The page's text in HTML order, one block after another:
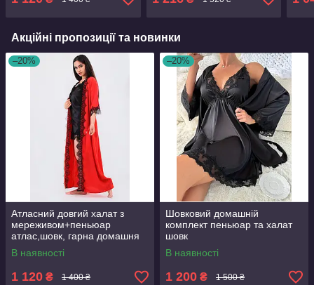
домашня одяг
Акційні пропозиції та новинки
–20%
Атласний довгий халат з
мереживом+пеньюар
атлас,шовк, гарна домашня
одяг
В наявності
1 120 ₴ 1 400 ₴
–20%
Шовковий домашній
комплект пеньюар та халат
шовк
В наявності
1 200 ₴ 1 500 ₴